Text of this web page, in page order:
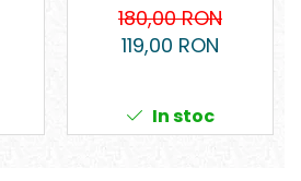
Profi
180,00 RON
119,00 RON
In stoc